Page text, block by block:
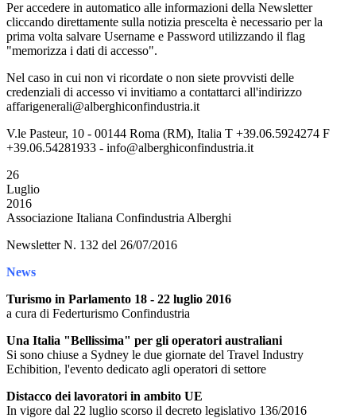
Per accedere in automatico alle informazioni della Newsletter
cliccando direttamente sulla notizia prescelta è necessario per la
prima volta salvare Username e Password utilizzando il flag
"memorizza i dati di accesso".
Nel caso in cui non vi ricordate o non siete provvisti delle
credenziali di accesso vi invitiamo a contattarci all'indirizzo
affarigenerali@alberghiconfindustria.it
V.le Pasteur, 10 - 00144 Roma (RM), Italia T +39.06.5924274 F
+39.06.54281933 - info@alberghiconfindustria.it
26
Luglio
2016
Associazione Italiana Confindustria Alberghi
Newsletter N. 132 del 26/07/2016
News
Turismo in Parlamento 18 - 22 luglio 2016
a cura di Federturismo Confindustria
Una Italia "Bellissima" per gli operatori australiani
Si sono chiuse a Sydney le due giornate del Travel Industry
Echibition, l'evento dedicato agli operatori di settore
Distacco dei lavoratori in ambito UE
In vigore dal 22 luglio scorso il decreto legislativo 136/2016